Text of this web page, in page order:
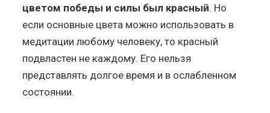
цветом победы и силы был красный. Но
если основные цвета можно использовать в
медитации любому человеку, то красный
подвластен не каждому. Его нельзя
представлять долгое время и в ослабленном
состоянии.